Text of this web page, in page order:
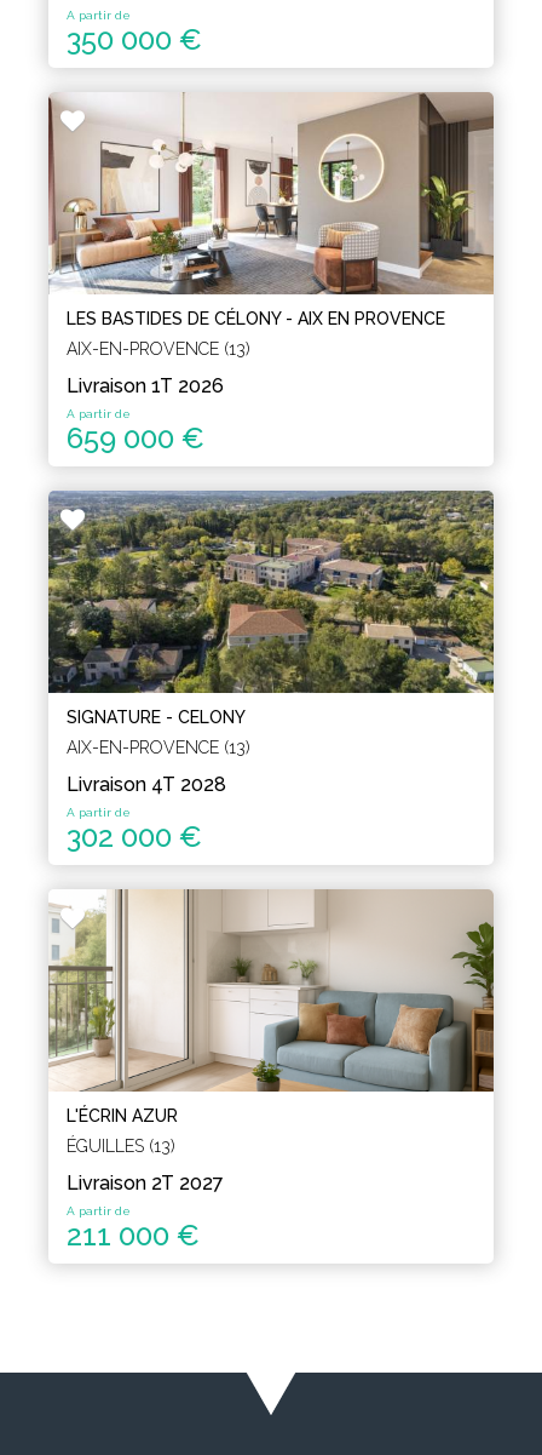
A partir de
350 000 €
LES BASTIDES DE CÉLONY - AIX EN PROVENCE
AIX-EN-PROVENCE (13)
Livraison 1T 2026
A partir de
659 000 €
SIGNATURE - CELONY
AIX-EN-PROVENCE (13)
Livraison 4T 2028
A partir de
302 000 €
L'ÉCRIN AZUR
ÉGUILLES (13)
Livraison 2T 2027
A partir de
211 000 €